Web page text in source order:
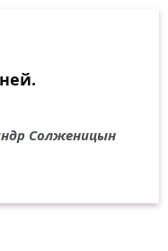
Солженицын